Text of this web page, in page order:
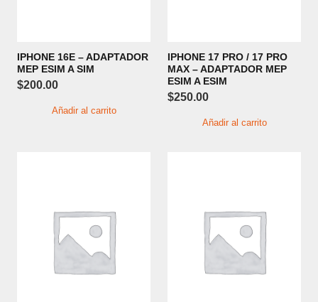
IPHONE 16E – ADAPTADOR
MEP ESIM A SIM
$200.00
Añadir al carrito
IPHONE 17 PRO / 17 PRO
MAX – ADAPTADOR MEP
ESIM A ESIM
$250.00
Añadir al carrito